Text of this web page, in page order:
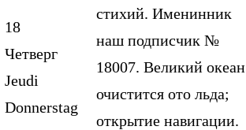
18
Четверг
Jeudi
Donnerstag
стихий. Именинник
наш подписчик №
18007. Великий океан
очистится ото льда;
открытие навигации.